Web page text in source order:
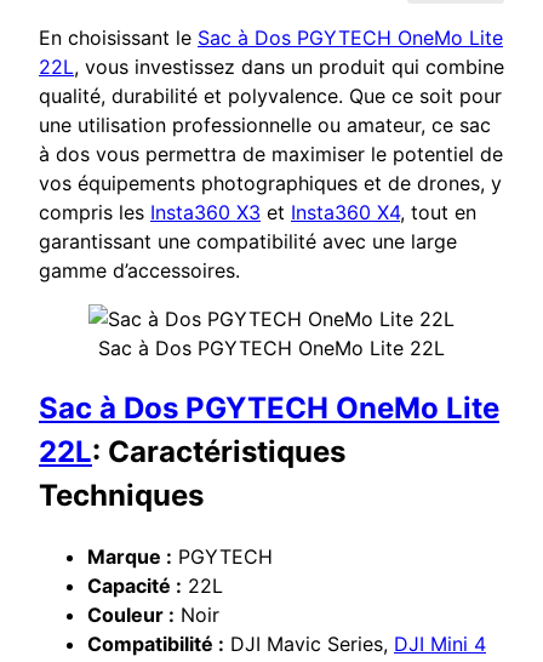
En choisissant le Sac à Dos PGYTECH OneMo Lite
22L, vous investissez dans un produit qui combine
qualité, durabilité et polyvalence. Que ce soit pour
une utilisation professionnelle ou amateur, ce sac
à dos vous permettra de maximiser le potentiel de
vos équipements photographiques et de drones, y
compris les Insta360 X3 et Insta360 X4, tout en
garantissant une compatibilité avec une large
gamme d’accessoires.
Sac à Dos PGYTECH OneMo Lite 22L
Sac à Dos PGYTECH OneMo Lite
22L: Caractéristiques
Techniques
Marque : PGYTECH
Capacité : 22L
Couleur : Noir
Compatibilité : DJI Mavic Series, DJI Mini 4